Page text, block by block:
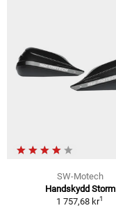
SW-Motech
Handskydd Storm
1 757,68 kr1